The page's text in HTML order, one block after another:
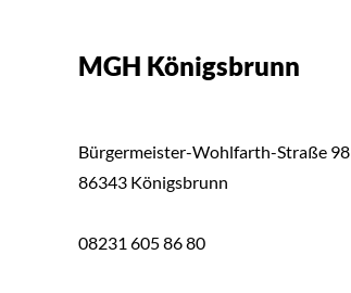
MGH Königsbrunn
Bürgermeister-Wohlfarth-Straße 98
86343 Königsbrunn
08231 605 86 80